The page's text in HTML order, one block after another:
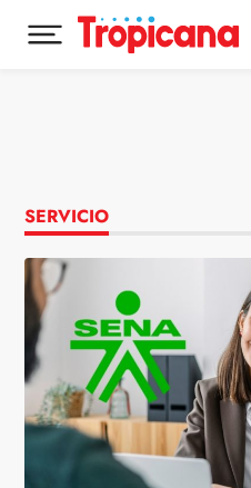
Desplegar menú principal
SERVICIO